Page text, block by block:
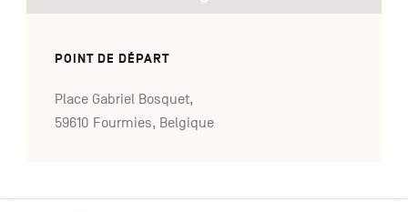
POINT DE DÉPART
Place Gabriel Bosquet,
59610 Fourmies, Belgique